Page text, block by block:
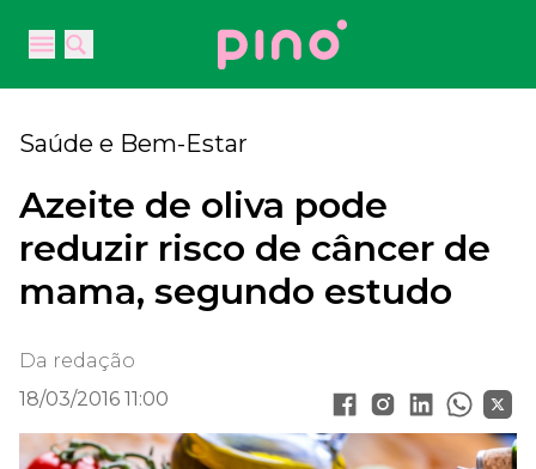
Open main menu
Open main menu
Your Company
Saúde e Bem-Estar
Azeite de oliva pode
reduzir risco de câncer de
mama, segundo estudo
Da redação
18/03/2016 11:00